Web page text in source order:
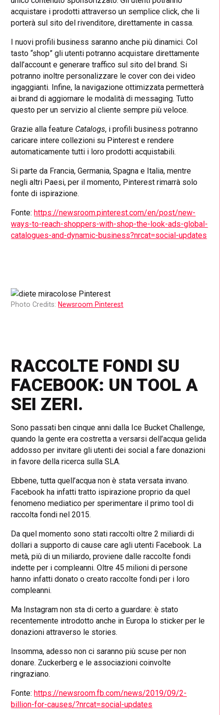
acquistare i prodotti attraverso un semplice click, che li
porterà sul sito del rivenditore, direttamente in cassa.
I nuovi profili business saranno anche più dinamici. Col
tasto “shop” gli utenti potranno acquistare direttamente
dall’account e generare traffico sul sito del brand. Si
potranno inoltre personalizzare le cover con dei video
ingaggianti. Infine, la navigazione ottimizzata permetterà
ai brand di aggiornare le modalità di messaging. Tutto
questo per un servizio al cliente sempre più veloce.
Grazie alla feature Catalogs, i profili business potranno
caricare intere collezioni su Pinterest e rendere
automaticamente tutti i loro prodotti acquistabili.
Si parte da Francia, Germania, Spagna e Italia, mentre
negli altri Paesi, per il momento, Pinterest rimarrà solo
fonte di ispirazione.
Fonte: https://newsroom.pinterest.com/en/post/new-
ways-to-reach-shoppers-with-shop-the-look-ads-global-
catalogues-and-dynamic-business?nrcat=social-updates
Photo Credits: Newsroom Pinterest
RACCOLTE FONDI SU
FACEBOOK: UN TOOL A
SEI ZERI.
Sono passati ben cinque anni dalla Ice Bucket Challenge,
quando la gente era costretta a versarsi dell’acqua gelida
addosso per invitare gli utenti dei social a fare donazioni
in favore della ricerca sulla SLA.
Ebbene, tutta quell’acqua non è stata versata invano.
Facebook ha infatti tratto ispirazione proprio da quel
fenomeno mediatico per sperimentare il primo tool di
raccolta fondi nel 2015.
Da quel momento sono stati raccolti oltre 2 miliardi di
dollari a supporto di cause care agli utenti Facebook. La
metà, più di un miliardo, proviene dalle raccolte fondi
indette per i compleanni. Oltre 45 milioni di persone
hanno infatti donato o creato raccolte fondi per i loro
compleanni.
Ma Instagram non sta di certo a guardare: è stato
recentemente introdotto anche in Europa lo sticker per le
donazioni attraverso le stories.
Insomma, adesso non ci saranno più scuse per non
donare. Zuckerberg e le associazioni coinvolte
ringraziano.
Fonte: https://newsroom.fb.com/news/2019/09/2-
billion-for-causes/?nrcat=social-updates